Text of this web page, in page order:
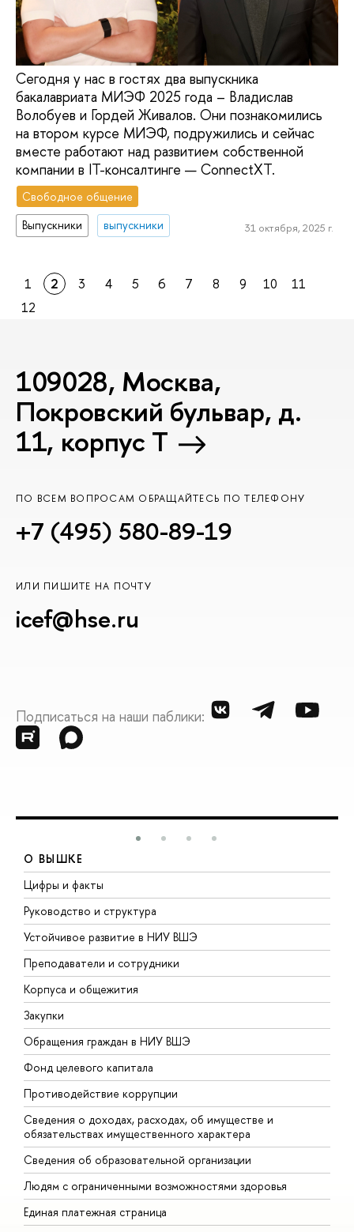
Сегодня у нас в гостях два выпускника
бакалавриата МИЭФ 2025 года – Владислав
Волобуев и Гордей Живалов. Они познакомились
на втором курсе МИЭФ, подружились и сейчас
вместе работают над развитием собственной
компании в IT-консалтинге — ConnectXT.
Свободное общение
Выпускники
выпускники 31 октября, 2025 г.
1 2 3 4 5 6 7 8 9 10
11
12
109028, Москва,
Покровский бульвар, д.
11, корпус T
ПО ВСЕМ ВОПРОСАМ ОБРАЩАЙТЕСЬ ПО ТЕЛЕФОНУ
+7 (495) 580-89-19
ИЛИ ПИШИТЕ НА ПОЧТУ
icef@hse.ru
Подписаться на наши паблики:
О ВЫШКЕ
Цифры и факты
Руководство и структура
Устойчивое развитие в НИУ ВШЭ
Преподаватели и сотрудники
Корпуса и общежития
Закупки
Обращения граждан в НИУ ВШЭ
Фонд целевого капитала
Противодействие коррупции
Сведения о доходах, расходах, об имуществе и
обязательствах имущественного характера
Сведения об образовательной организации
Людям с ограниченными возможностями здоровья
Единая платежная страница